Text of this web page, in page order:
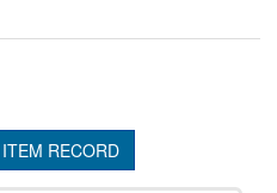
RECORD